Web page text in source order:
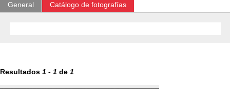
General Catálogo de fotografías
Resultados 1 - 1 de 1